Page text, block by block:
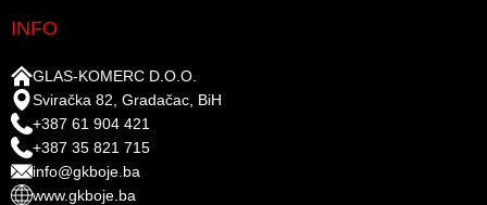
INFO
GLAS-KOMERC D.O.O.
Sviračka 82, Gradačac, BiH
+387 61 904 421
+387 35 821 715
info@gkboje.ba
www.gkboje.ba